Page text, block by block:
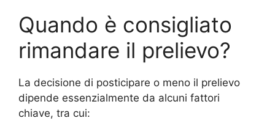
Quando è consigliato
rimandare il prelievo?
La decisione di posticipare o meno il prelievo
dipende essenzialmente da alcuni fattori
chiave, tra cui: